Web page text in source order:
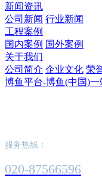
新闻资讯
公司新闻 行业新闻
工程案例
国内案例 国外案例
关于我们
公司简介 企业文化 荣
博鱼平台-博鱼(中国)
服务热线：
020-87566596